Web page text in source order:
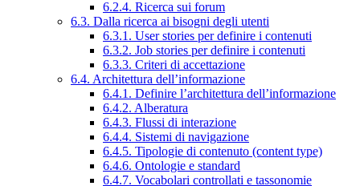
6.2.4. Ricerca sui forum
6.3. Dalla ricerca ai bisogni degli utenti
6.3.1. User stories per definire i contenuti
6.3.2. Job stories per definire i contenuti
6.3.3. Criteri di accettazione
6.4. Architettura dell’informazione
6.4.1. Definire l’architettura dell’informazione
6.4.2. Alberatura
6.4.3. Flussi di interazione
6.4.4. Sistemi di navigazione
6.4.5. Tipologie di contenuto (content type)
6.4.6. Ontologie e standard
6.4.7. Vocabolari controllati e tassonomie